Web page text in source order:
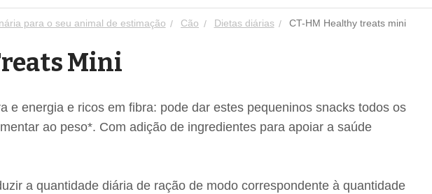
para o seu animal de estimação Cão Dietas diárias CT-HM Healthy treats mini
Mini
e energia e ricos em fibra: pode dar estes pequeninos snacks todos os
ao peso*. Com adição de ingredientes para apoiar a saúde
a quantidade diária de ração de modo correspondente à quantidade